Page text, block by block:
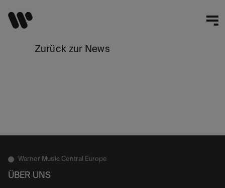
Zurück zur News
Warner Music Central Europe
ÜBER UNS